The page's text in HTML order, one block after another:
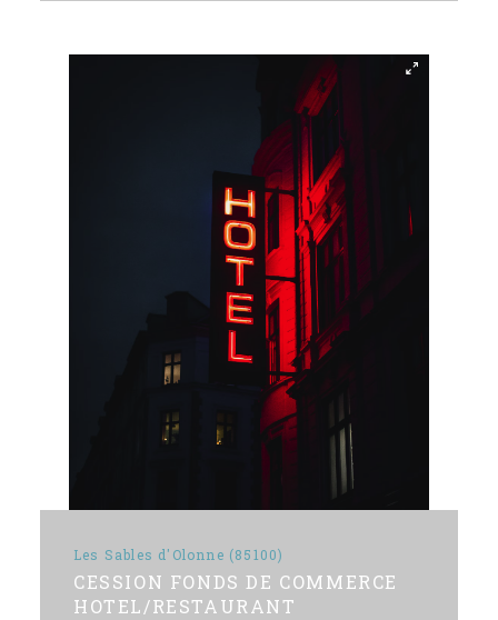
Les Sables d'Olonne (85100)
CESSION FONDS DE COMMERCE
HOTEL/RESTAURANT